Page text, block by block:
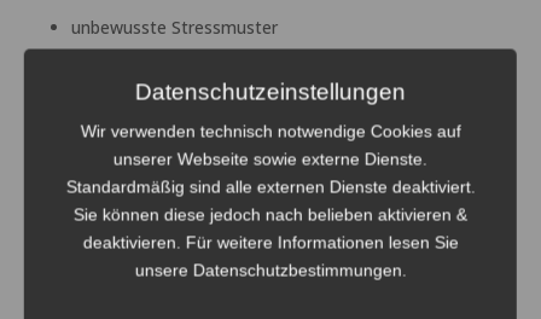
unbewusste Stressmuster
emotionale Belastungen
unbewusste Strategien des Körpers
Manche Beschwerden erfüllen sogar eine Funktion.
Zum Beispiel:
Rückzug ermöglichen
Überforderung begrenzen
Datenschutzeinstellungen
Wir verwenden technisch notwendige Cookies auf
unserer Webseite sowie externe Dienste.
Standardmäßig sind alle externen Dienste deaktiviert.
Sie können diese jedoch nach belieben aktivieren &
deaktivieren. Für weitere Informationen lesen Sie
unsere Datenschutzbestimmungen.